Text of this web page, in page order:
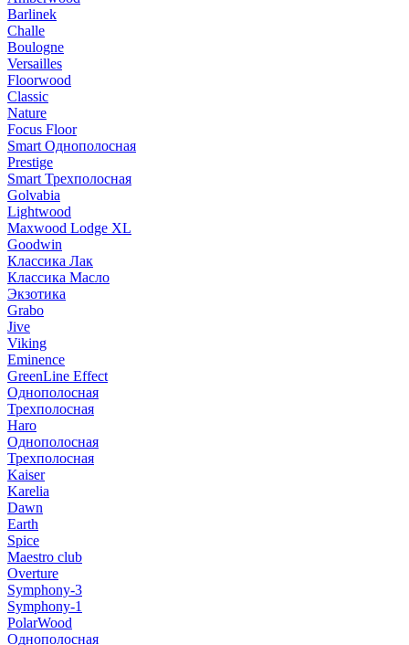
Barlinek
Challe
Boulogne
Versailles
Floorwood
Classic
Nature
Focus Floor
Smart Однополосная
Prestige
Smart Трехполосная
Golvabia
Lightwood
Maxwood Lodge XL
Goodwin
Классика Лак
Классика Масло
Экзотика
Grabo
Jive
Viking
Eminence
GreenLine Effect
Однополосная
Трехполосная
Haro
Однополосная
Трехполосная
Kaiser
Karelia
Dawn
Earth
Spice
Maestro club
Overture
Symphony-3
Symphony-1
PolarWood
Однополосная